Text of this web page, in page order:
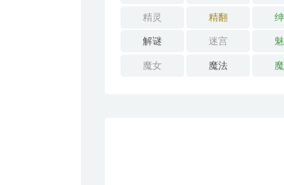
精灵 精翻
解谜 迷宫
魔女 魔法